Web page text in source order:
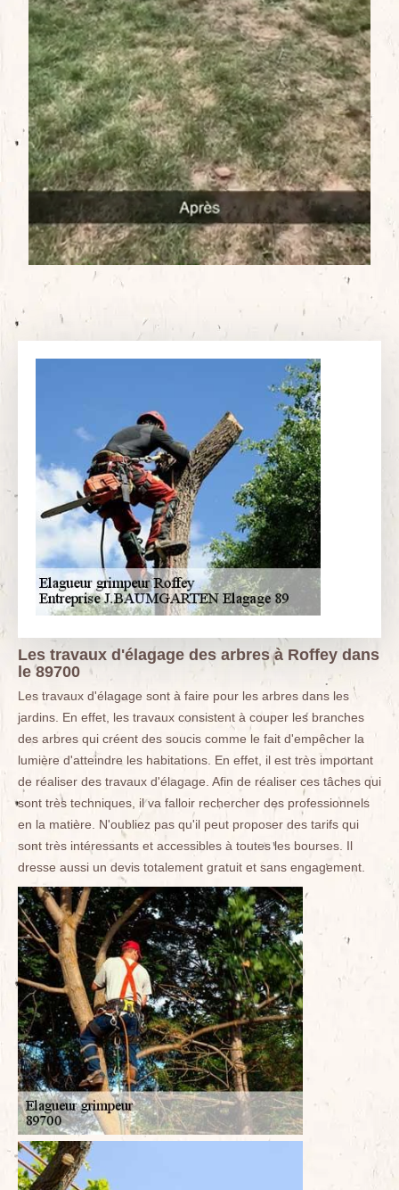
Les travaux d'élagage des arbres à Roffey dans
le 89700
Les travaux d'élagage sont à faire pour les arbres dans les
jardins. En effet, les travaux consistent à couper les branches
des arbres qui créent des soucis comme le fait d'empêcher la
lumière d'atteindre les habitations. En effet, il est très important
de réaliser des travaux d'élagage. Afin de réaliser ces tâches qui
sont très techniques, il va falloir rechercher des professionnels
en la matière. N'oubliez pas qu'il peut proposer des tarifs qui
sont très intéressants et accessibles à toutes les bourses. Il
dresse aussi un devis totalement gratuit et sans engagement.